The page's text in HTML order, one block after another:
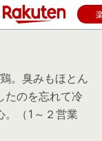
。臭みもほとん
たのを忘れて冷
。（1～２営業